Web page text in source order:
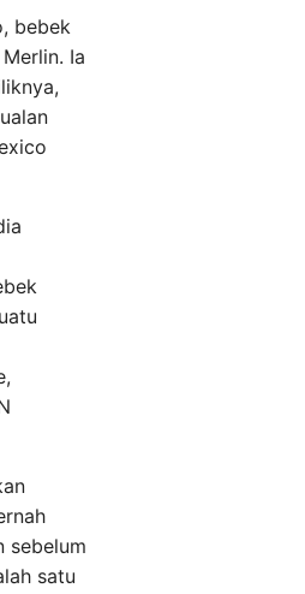
bebek
Ia
sebelum
satu